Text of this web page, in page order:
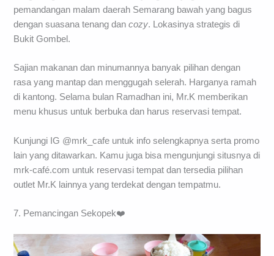
pemandangan malam daerah Semarang bawah yang bagus
dengan suasana tenang dancozy. Lokasinya strategis di
Bukit Gombel.
Sajian makanan dan minumannya banyak pilihan dengan
rasa yang mantap dan menggugah selerah. Harganya ramah
di kantong. Selama bulan Ramadhan ini, Mr.K memberikan
menu khusus untuk berbuka dan harus reservasi tempat.
Kunjungi IG @mrk_cafe untuk info selengkapnya serta promo
lain yang ditawarkan. Kamu juga bisa mengunjungi situsnya di
mrk-café.com untuk reservasi tempat dan tersedia pilihan
outlet Mr.K lainnya yang terdekat dengan tempatmu.
7. Pemancingan Sekopek❤️